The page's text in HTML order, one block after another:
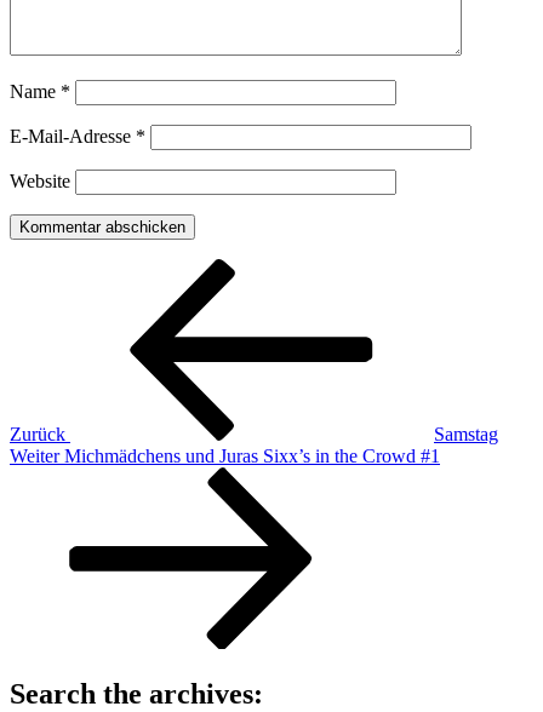
Name *
E-Mail-Adresse *
Website
Beitragsnavigation
Zurück
Samstag
Nächster
Weiter Michmädchens und Juras Sixx’s in the Crowd #1
Search the archives: